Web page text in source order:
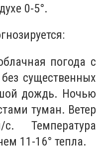
0-5°.
погода с
существенных
дождь. Ночью
туман. Ветер
Температура
​​11-16° тепла.